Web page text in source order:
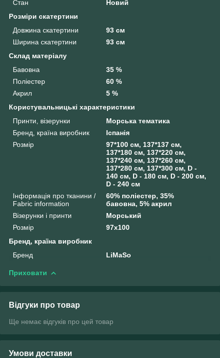
Стан
Новий
Розміри скатертини
Довжина скатертини
93 см
Ширина скатертини
93 см
Склад матеріалу
Бавовна
35 %
Поліестер
60 %
Акрил
5 %
Користувальницькі характеристики
Принти, візерунки
Морська тематика
Бренд, країна виробник
Іспанія
Розмір
97*100 см, 137*137 см,
137*180 см, 137*220 см,
137*240 см, 137*260 см,
137*280 см, 137*300 см, D -
140 см, D - 180 см, D - 200 см,
D - 240 см
Інформація про тканини /
Fabric information
60% поліестер, 35%
бавовна, 5% акрил
Візерунки і принти
Морський
Розмір
97x100
Бренд, країна виробник
Бренд
LiMaSo
Приховати
Відгуки про товар
Ще немає відгуків про цей товар
Умови доставки